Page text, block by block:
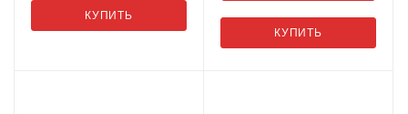
КУПИТЬ
КУПИТЬ